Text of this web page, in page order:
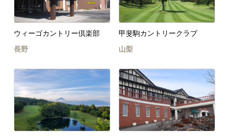
ウィーゴカントリー倶楽部
長野
甲斐駒カントリークラブ
山梨